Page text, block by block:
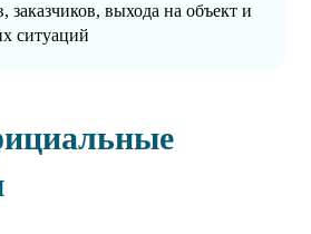
заказчиков, выхода на объект и
ситуаций